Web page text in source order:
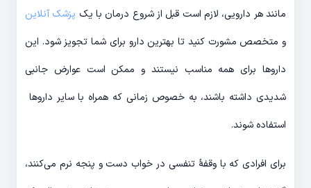
مانند هر دارویی، لازم است قبل از شروع درمان با یک پزشک آنلاین
و متخصص مشورت کنید تا بهترین دارو برای شما تجویز شود. این
داروها برای همه مناسب نیستند و ممکن است عوارض جانبی
شدیدی داشته باشند، به خصوص زمانی که همراه با سایر داروها
استفاده شوند.
برای افرادی که با وقفهٔ تنفسی در خواب دست و پنجه نرم می‌کنند،